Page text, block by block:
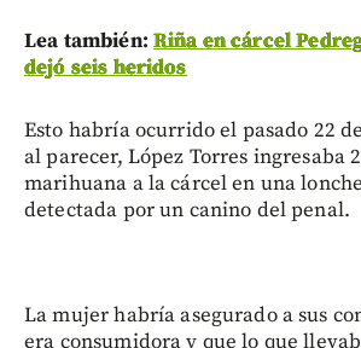
Lea también: Riña en cárcel
dejó seis heridos
Esto habría ocurrido el pasado 22
al parecer, López Torres ingresaba
marihuana a la cárcel en una
detectada por un canino del penal.
La mujer habría asegurado a sus
era consumidora y que lo que